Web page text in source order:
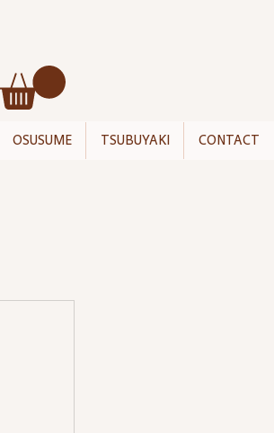
OSUSUME TSUBUYAKI CONTACT